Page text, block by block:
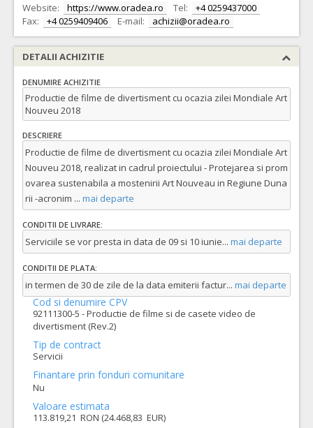
Website:
https://www.oradea.ro Tel:
+4 0259437000
Fax:
+4 0259409406 E-mail: achizii@oradea.ro
DETALII ACHIZITIE
DENUMIRE ACHIZITIE
Productie de filme de divertisment cu ocazia zilei Mondiale Art
Nouveu 2018
DESCRIERE
Productie de filme de divertisment cu ocazia zilei Mondiale Art
Nouveu 2018, realizat in cadrul proiectului - Protejarea si prom
ovarea sustenabila a mostenirii Art Nouveau in Regiune Duna
rii -acronim ... mai departe
CONDITII DE LIVRARE:
Serviciile se vor presta in data de 09 si 10 iunie... mai departe
CONDITII DE PLATA:
in termen de 30 de zile de la data emiterii factur... mai departe
Cod si denumire CPV
92111300-5 - Productie de filme si de casete video de
divertisment (Rev.2)
Tip de contract
Servicii
Finantare prin fonduri comunitare
Nu
Valoare estimata
113.819,21 RON (24.468,83 EUR)